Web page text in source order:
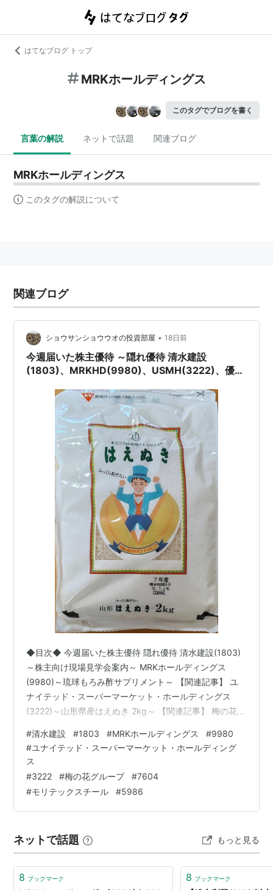
はてなブログ トップ
MRKホールディングス
このタグでブログを書く
言葉の解説 ネットで話題 関連ブログ
MRKホールディングス
このタグの解説について
関連ブログ
ショウサンショウウオの投資部屋 • 18日前
今週届いた株主優待 ～隠れ優待 清水建設
(1803)、MRKHD(9980)、USMH(3222)、優待
スチール(5986)～
◆目次◆ 今週届いた株主優待 隠れ優待 清水建設(1803)
～株主向け現場見学会案内～ MRKホールディングス
(9980)～琉球もろみ酢サプリメント～ 【関連記事】 ユ
ナイテッド・スーパーマーケット・ホールディングス
(3222)～山形県産はえぬき 2kg～ 【関連記事】 梅の花グ
デジタルクーポン抽選～ 隠れ優待 モリテックスチール
(5986)～議決権行使で電子ギフト 500円分～ ブログをご
「shousanshouuo」と申します。 中小型バリュー株を中
心とした長期投資スタンスで、 兼業投資家として活…
#清水建設 #1803 #MRKホールディングス #9980
#ユナイテッド・スーパーマーケット・ホールディング
ス
#3222 #梅の花グループ #7604
#モリテックスチール #5986
ネットで話題 もっと見る
8 ブックマーク 8 ブックマーク